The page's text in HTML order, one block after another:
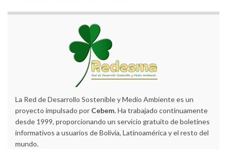
La Red de Desarrollo Sostenible y Medio Ambiente es un
proyecto impulsado por Cebem. Ha trabajado continuamente
desde 1999, proporcionando un servicio gratuito de boletines
informativos a usuarios de Bolivia, Latinoamérica y el resto del
mundo.